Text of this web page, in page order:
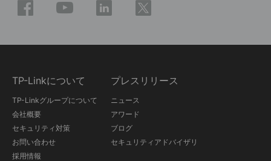
TP-Linkについて
TP-Linkグループについて
会社概要
セキュリティ対策
お問い合わせ
採用情報
プレスリリース
ニュース
アワード
ブログ
セキュリティアドバイザリ